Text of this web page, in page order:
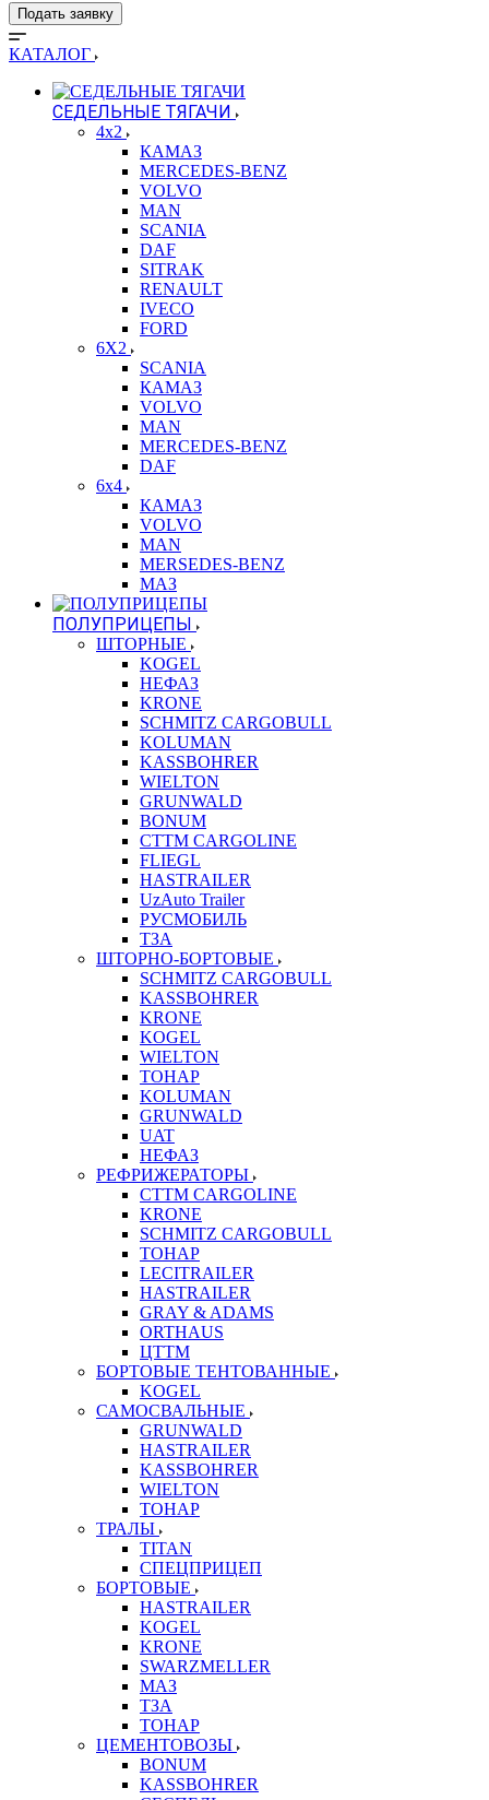
Подать заявку
КАТАЛОГ
СЕДЕЛЬНЫЕ ТЯГАЧИ
4x2
КАМАЗ
MERCEDES-BENZ
VOLVO
MAN
SCANIA
DAF
SITRAK
RENAULT
IVECO
FORD
6X2
SCANIA
КАМАЗ
VOLVO
MAN
MERCEDES-BENZ
DAF
6x4
КАМАЗ
VOLVO
MAN
MERSEDES-BENZ
МАЗ
ПОЛУПРИЦЕПЫ
ШТОРНЫЕ
KOGEL
НЕФАЗ
KRONE
SCHMITZ CARGOBULL
KOLUMAN
KASSBOHRER
WIELTON
GRUNWALD
BONUM
CTTM CARGOLINE
FLIEGL
HASTRAILER
UzAuto Trailer
РУСМОБИЛЬ
ТЗА
ШТОРНО-БОРТОВЫЕ
SCHMITZ CARGOBULL
KASSBOHRER
KRONE
KOGEL
WIELTON
ТОНАР
KOLUMAN
GRUNWALD
UAT
НЕФАЗ
РЕФРИЖЕРАТОРЫ
CTTM CARGOLINE
KRONE
SCHMITZ CARGOBULL
ТОНАР
LECITRAILER
HASTRAILER
GRAY & ADAMS
ORTHAUS
ЦТТМ
БОРТОВЫЕ ТЕНТОВАННЫЕ
KOGEL
САМОСВАЛЬНЫЕ
GRUNWALD
HASTRAILER
KASSBOHRER
WIELTON
ТОНАР
ТРАЛЫ
TITAN
СПЕЦПРИЦЕП
БОРТОВЫЕ
HASTRAILER
KOGEL
KRONE
SWARZMELLER
МАЗ
ТЗА
ТОНАР
ЦЕМЕНТОВОЗЫ
BONUM
KASSBOHRER